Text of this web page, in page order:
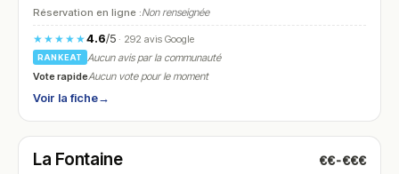
Réservation en ligne :Non renseignée
★★★★★4.6/5· 292 avis Google
RANKEAT
Aucun avis par la communauté
Vote rapideAucun vote pour le moment
Voir la fiche→
N° 24
La Fontaine €€-€€€